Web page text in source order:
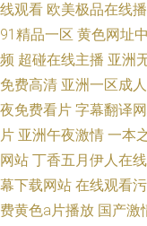
线观看 欧美极品在线
91精品一区 黄色网址
频 超碰在线主播 亚洲
免费高清 亚洲一区成
夜免费看片 字幕翻译
片 亚洲午夜激情 一本
网站 丁香五月伊人在线
幕下载网站 在线观看
费黄色a片播放 国产激